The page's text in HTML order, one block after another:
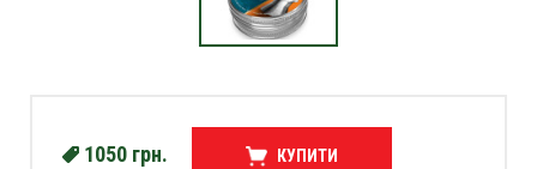
1050 грн. КУПИТИ